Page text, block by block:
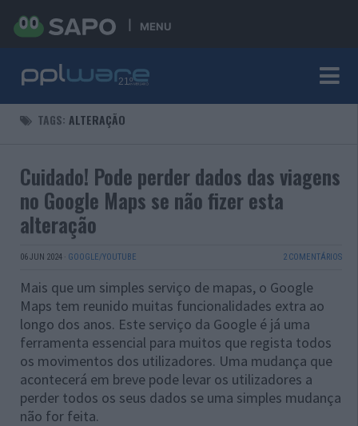
MENU
TAGS: ALTERAÇÃO
Cuidado! Pode perder dados das viagens
no Google Maps se não fizer esta
alteração
06 JUN 2024 · GOOGLE/YOUTUBE 2 COMENTÁRIOS
Mais que um simples serviço de mapas, o Google
Maps tem reunido muitas funcionalidades extra ao
longo dos anos. Este serviço da Google é já uma
ferramenta essencial para muitos que regista todos
os movimentos dos utilizadores. Uma mudança que
acontecerá em breve pode levar os utilizadores a
perder todos os seus dados se uma simples mudança
não for feita.